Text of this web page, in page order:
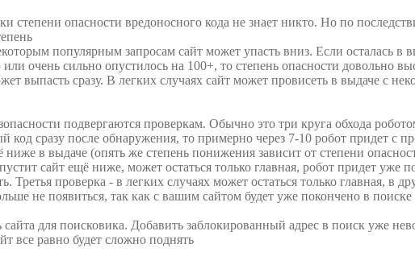
степени опасности вредоносного кода не знает никто. Но по
популярным запросам сайт может упасть вниз. Если осталась в
или очень сильно опустилось на 100+, то степень опасности довольно
выпасть сразу. В легких случаях сайт может провисеть в выдаче с
подвергаются проверкам. Обычно это три круга обхода
код сразу после обнаружения, то примерно через 7-10 робот придет с
ниже в выдаче (опять же степень понижения зависит от степени
сайт ещё ниже, может остаться только главная, робот придет уже
Третья проверка - в легких случаях может остаться только главная, в
не появиться, так как с вашим сайтом будет уже покончено в поиске
сайта для поисковика. Добавить заблокированный адрес в поиск уже
все равно будет сложно поднять